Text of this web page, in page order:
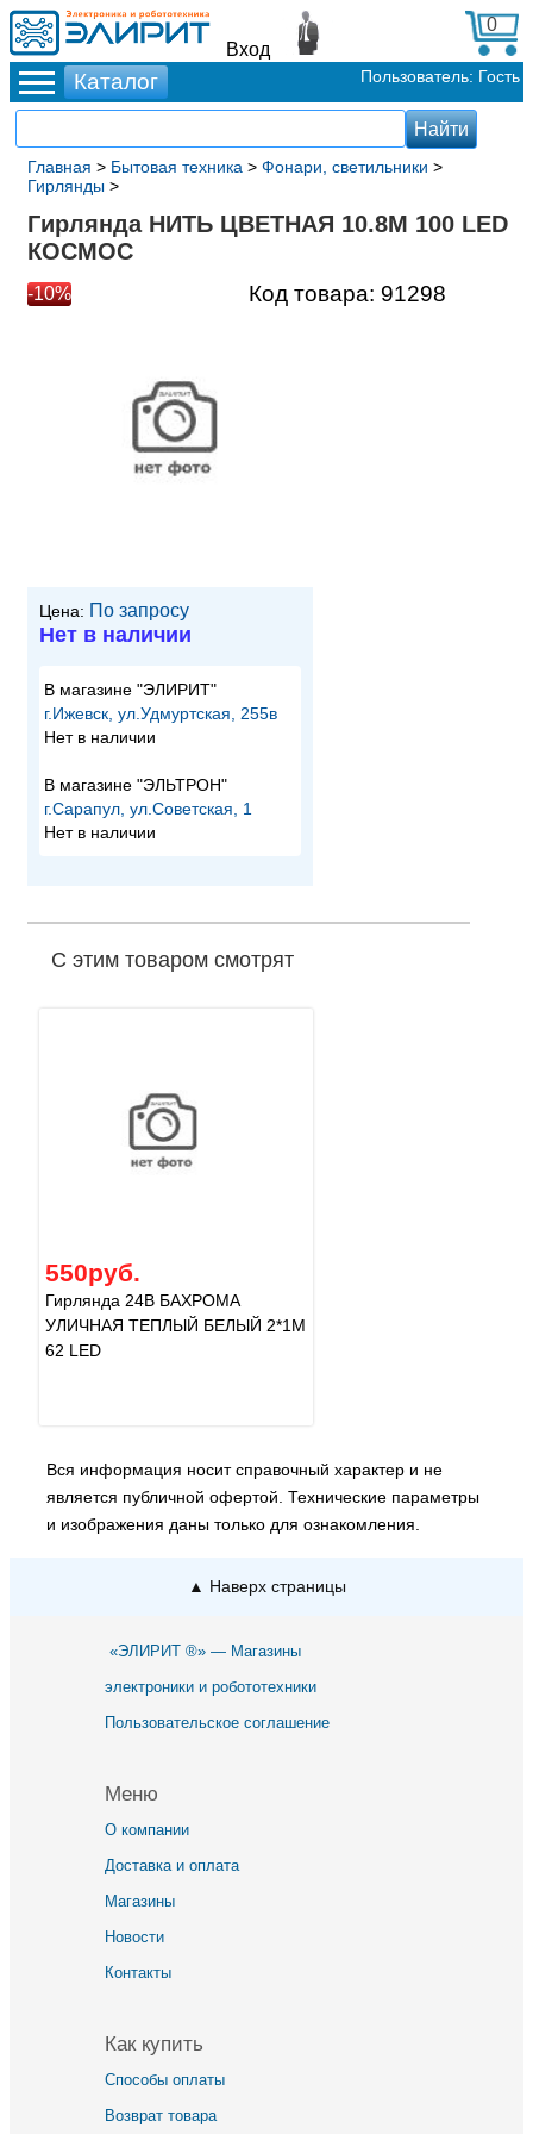
Вход
0
Пользователь: Гость
Главная > Бытовая техника > Фонари, светильники >
Гирлянды >
Гирлянда НИТЬ ЦВЕТНАЯ 10.8М 100 LED
КОСМОС
-10% Код товара: 91298
Цена: По запросу
Нет в наличии
В магазине "ЭЛИРИТ"
г.Ижевск, ул.Удмуртская, 255в
Нет в наличии
В магазине "ЭЛЬТРОН"
г.Сарапул, ул.Советская, 1
Нет в наличии
С этим товаром смотрят
550руб.
Гирлянда 24В БАХРОМА
УЛИЧНАЯ ТЕПЛЫЙ БЕЛЫЙ 2*1М
62 LED
Вся информация носит справочный характер и не
является публичной офертой. Технические параметры
и изображения даны только для ознакомления.
▲ Наверх страницы
«ЭЛИРИТ ®» — Магазины
электроники и робототехники
Пользовательское соглашение
Меню
О компании
Доставка и оплата
Магазины
Новости
Контакты
Как купить
Способы оплаты
Возврат товара